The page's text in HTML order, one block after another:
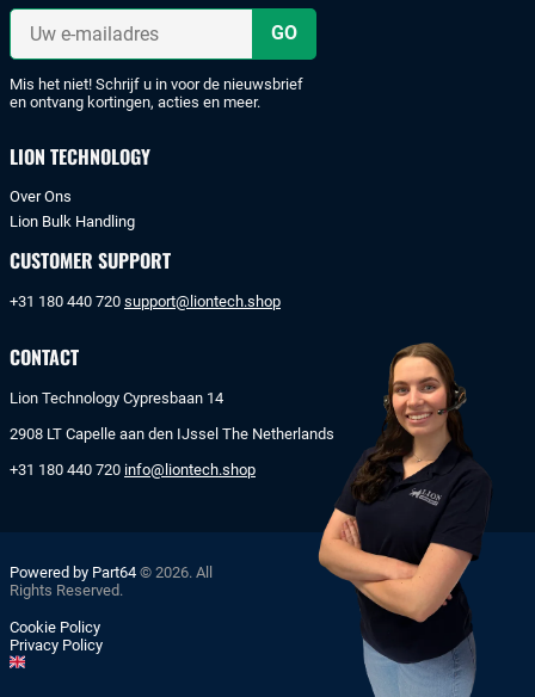
iDeal
of
bankoverschrijving.
Uw
mailadres
Mis het niet! Schrijf u in voor de nieuwsbrief
en ontvang kortingen, acties en meer.
LION TECHNOLOGY
Over Ons
Lion Bulk Handling
CUSTOMER SUPPORT
+31 180 440 720 support@liontech.shop
CONTACT
Lion Technology Cypresbaan 14
2908 LT Capelle aan den IJssel The Netherlands
+31 180 440 720 info@liontech.shop
Powered by Part64 © 2026. All
Rights Reserved.
Cookie Policy
Privacy Policy